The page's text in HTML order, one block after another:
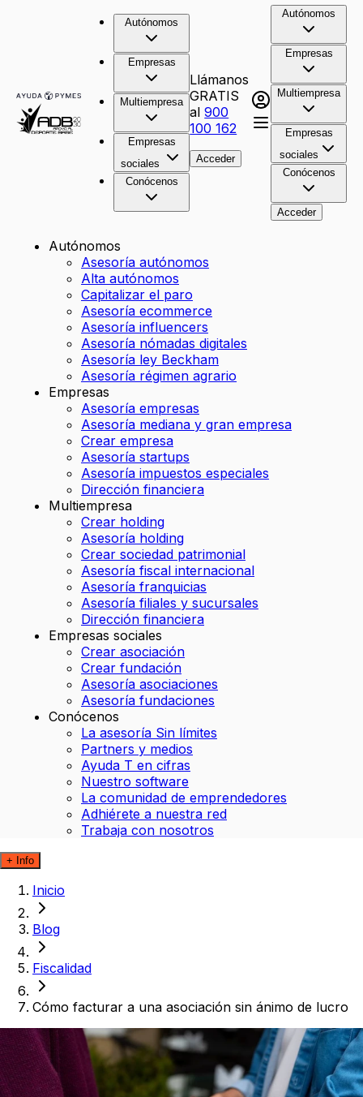
Autónomos
Empresas
Multiempresa
Empresas
sociales
Conócenos
Llámanos
GRATIS
al900
100 162
Acceder
Autónomos
Empresas
Multiempresa
Empresas
sociales
Conócenos
Acceder
Autónomos
Asesoría autónomos
Alta autónomos
Capitalizar el paro
Asesoría ecommerce
Asesoría influencers
Asesoría nómadas digitales
Asesoría ley Beckham
Asesoría régimen agrario
Empresas
Asesoría empresas
Asesoría mediana y gran empresa
Crear empresa
Asesoría startups
Asesoría impuestos especiales
Dirección financiera
Multiempresa
Crear holding
Asesoría holding
Crear sociedad patrimonial
Asesoría fiscal internacional
Asesoría franquicias
Asesoría filiales y sucursales
Dirección financiera
Empresas sociales
Crear asociación
Crear fundación
Asesoría asociaciones
Asesoría fundaciones
Conócenos
La asesoría Sin límites
Partners y medios
Ayuda T en cifras
Nuestro software
La comunidad de emprendedores
Adhiérete a nuestra red
Trabaja con nosotros
+ Info
Inicio
Blog
Fiscalidad
Cómo facturar a una asociación sin ánimo de lucro